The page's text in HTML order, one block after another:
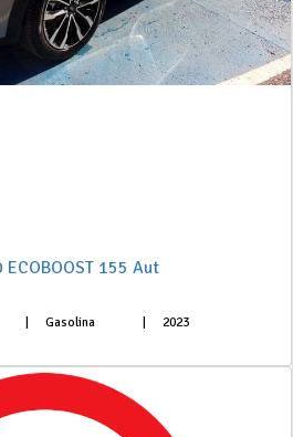
ECOBOOST 155 Aut
Gasolina 2023